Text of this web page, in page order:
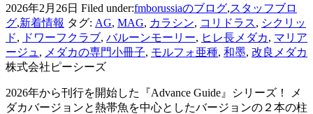
2026年2月26日 Filed under:fmborussiaのブログ,スタッフブロ
グ,新着情報 タグ: AG, MAG, カラシン, コリドラス, シクリッ
ド, ドワーフクラブ, バルーンモーリー, ヒレ長メダカ, マリア
ージュ , メダカの専門小冊子, モルフォ亜種, 和墨, 改良メダカ
株式会社ピーシーズ
2026年から刊行を開始した『Advance Guide』シリーズ！ メ
ダカバージョンと熱帯魚を中心としたバージョンの２本の柱